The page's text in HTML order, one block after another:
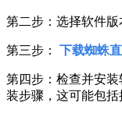
第二步：选择软件
第三步： 下载蜘蛛
第四步：检查并安
装步骤，这可能包括